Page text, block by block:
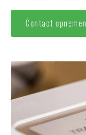
Contact opnemen